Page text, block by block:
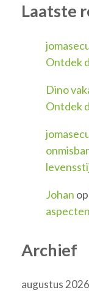
Laatste
Ontdek
Dino
Ontdek
Johan op
Archief
augustus 2026